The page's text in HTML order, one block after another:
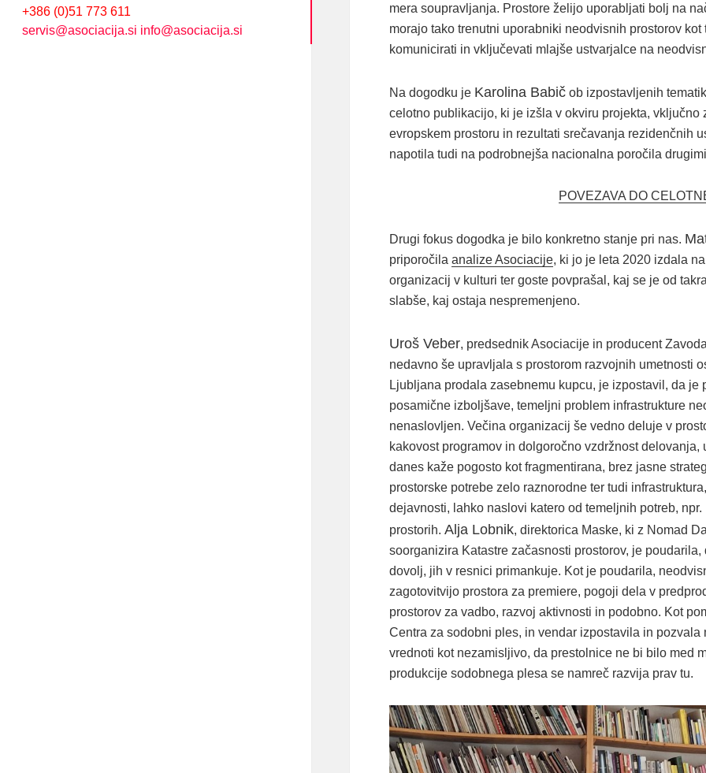
+386 (0)51 773 611
servis@asociacija.si info@asociacija.si
mera soupravljanja. Prostore želijo uporabljati bolj na
morajo tako trenutni uporabniki neodvisnih prostorov
komunicirati in vključevati mlajše ustvarjalce na
Na dogodku je Karolina Babičob izpostavljenih
celotno publikacijo, ki je izšla v okviru projekta,
evropskem prostoru in rezultati srečavanja rezidenčnih
napotila tudi na podrobnejša nacionalna poročila
POVEZAVA DO
Drugi fokus dogodka je bilo konkretno stanje pri nas.
priporočila analize Asociacije, ki jo je leta 2020 izdala
organizacij v kulturi ter goste povprašal, kaj se je od
slabše, kaj ostaja nespremenjeno.
Uroš Veber, predsednik Asociacije in producent
nedavno še upravljala s prostorom razvojnih umetnosti
Ljubljana prodala zasebnemu kupcu, je izpostavil, da
posamične izboljšave, temeljni problem infrastrukture
nenaslovljen. Večina organizacij še vedno deluje v
kakovost programov in dolgoročno vzdržnost
danes kaže pogosto kot fragmentirana, brez jasne
prostorske potrebe zelo raznorodne ter tudi
dejavnosti, lahko naslovi katero od temeljnih potreb,
prostorih. Alja Lobnik, direktorica Maske, ki z Nomad
soorganizira Katastre začasnosti prostorov, je
dovolj, jih v resnici primankuje. Kot je poudarila,
zagotovitvijo prostora za premiere, pogoji dela v
prostorov za vadbo, razvoj aktivnosti in podobno. Kot
Centra za sodobni ples, in vendar izpostavila in
vrednoti kot nezamisljivo, da prestolnice ne bi bilo med
produkcije sodobnega plesa se namreč razvija prav tu.